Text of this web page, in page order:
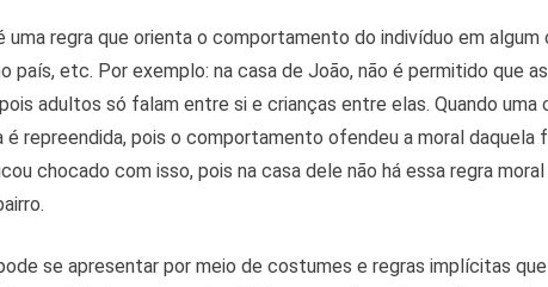
uma regra que orienta o comportamento do indivíduo em
país, etc. Por exemplo: na casa de João, não é permitido que
adultos só falam entre si e crianças entre elas. Quando uma
é repreendida, pois o comportamento ofendeu a moral daquela
chocado com isso, pois na casa dele não há essa regra
se apresentar por meio de costumes e regras implícitas